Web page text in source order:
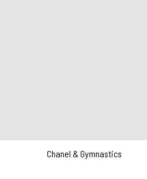
Chanel & Gymnastics